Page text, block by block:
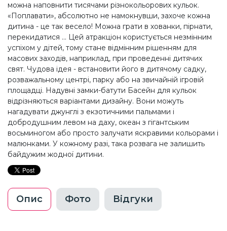
можна наповнити тисячами різнокольорових кульок.
«Поплавати», абсолютно не намокнувши, захоче кожна
дитина - це так весело! Можна грати в хованки, пірнати,
перекидатися ... Цей атракціон користується незмінним
успіхом у дітей, тому стане відмінним рішенням для
масових заходів, наприклад, при проведенні дитячих
свят. Чудова ідея - встановити його в дитячому садку,
розважальному центрі, парку або на звичайній ігровій
площадці. Надувні замки-батути Басейн для кульок
відрізняються варіантами дизайну. Вони можуть
нагадувати джунглі з екзотичними пальмами і
добродушним левом на даху, океан з гігантським
восьминогом або просто залучати яскравими кольорами і
малюнками. У кожному разі, така розвага не залишить
байдужим жодної дитини.
Опис Фото Відгуки